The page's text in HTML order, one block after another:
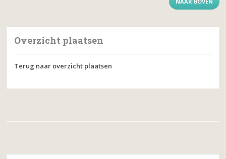
Overzicht plaatsen
Terug naar overzicht plaatsen